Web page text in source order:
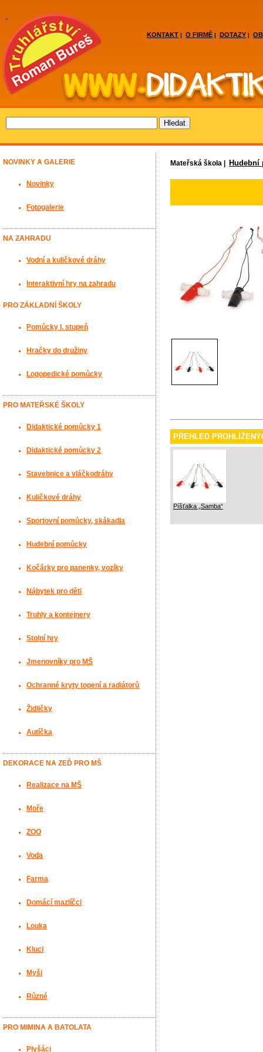
KONTAKT | O FIRMĚ | DOTAZY |
Mateřská škola | Hudební
PŘEHLED
Píšťalka „Samba“
NOVINKY A GALERIE
Novinky
Fotogalerie
NA ZAHRADU
Vodní a kuličkové dráhy
Interaktivní hry na zahradu
PRO ZÁKLADNÍ ŠKOLY
Pomůcky I. stupeň
Hračky do družiny
Logopedické pomůcky
PRO MATEŘSKÉ ŠKOLY
Didaktické pomůcky 1
Didaktické pomůcky 2
Stavebnice a vláčkodráhy
Kuličkové dráhy
Sportovní pomůcky, skákadla
Hudební pomůcky
Kočárky pro panenky, vozíky
Nábytek pro děti
Truhly a kontejnery
Stolní hry
Jmenovníky pro MŠ
Ochranné kryty topení a radiátorů
Židličky
Autíčka
DEKORACE NA ZEĎ PRO MŠ
Realizace na MŠ
Moře
ZOO
Voda
Farma
Domácí mazlíčci
Louka
Kluci
Myši
Různé
PRO MIMINA A BATOLATA
Plyšáci